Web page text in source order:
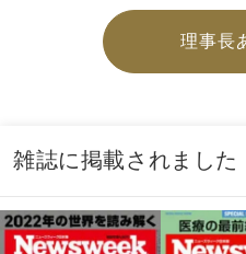
理事長
雑誌に掲載されました